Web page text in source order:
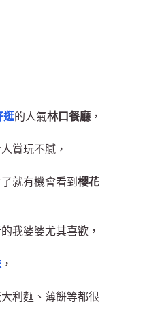
逛的人氣林口餐廳 ，
賞玩不膩，
了就有機會看到 櫻花
我婆婆尤其喜歡，
，
利麵、薄餅等都很